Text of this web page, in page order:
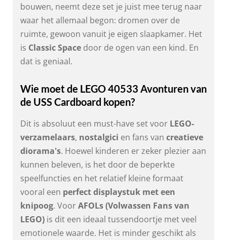
bouwen, neemt deze set je juist mee terug naar
waar het allemaal begon: dromen over de
ruimte, gewoon vanuit je eigen slaapkamer. Het
is Classic Space door de ogen van een kind. En
dat is geniaal.
Wie moet de LEGO 40533 Avonturen van
de USS Cardboard kopen?
Dit is absoluut een must-have set voor LEGO-
verzamelaars, nostalgici en fans van creatieve
diorama's. Hoewel kinderen er zeker plezier aan
kunnen beleven, is het door de beperkte
speelfuncties en het relatief kleine formaat
vooral een perfect displaystuk met een
knipoog. VoorAFOLs (Volwassen Fans van
LEGO) is dit een ideaal tussendoortje met veel
emotionele waarde. Het is minder geschikt als